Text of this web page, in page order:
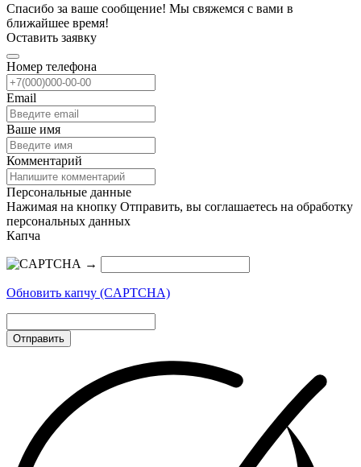
Спасибо за ваше сообщение! Мы свяжемся с вами в
ближайшее время!
Оставить заявку
Номер телефона
Email
Ваше имя
Комментарий
Персональные данные
Нажимая на кнопку Отправить, вы соглашаетесь на обработку
персональных данных
Капча
→
Обновить капчу (CAPTCHA)
Отправить